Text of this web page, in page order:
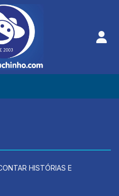
HISTÓRIAS E